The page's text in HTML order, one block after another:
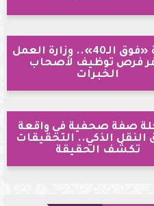
مبادرة «فوق الـ40».. وزارة العمل
فرص توظيف لأصحاب
الخبرات
صفة صحفية في واقعة
النقل الذكي.. التحقيقات
تكشف الحقيقة